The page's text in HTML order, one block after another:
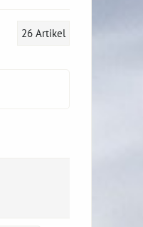
26 Artikel